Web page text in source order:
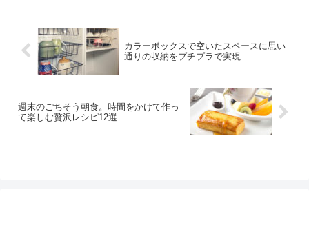
カラーボックスで空いたスペースに思い
通りの収納をプチプラで実現
週末のごちそう朝食。時間をかけて作っ
て楽しむ贅沢レシピ12選